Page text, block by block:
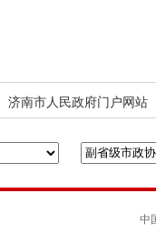
济南市人民政府门户网站
中